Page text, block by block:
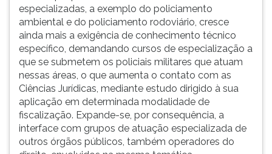
especializadas, a exemplo do policiamento
ambiental e do policiamento rodoviário, cresce
ainda mais a exigência de conhecimento técnico
específico, demandando cursos de especialização a
que se submetem os policiais militares que atuam
nessas áreas, o que aumenta o contato com as
Ciências Jurídicas, mediante estudo dirigido à sua
aplicação em determinada modalidade de
fiscalização. Expande-se, por consequência, a
interface com grupos de atuação especializada de
outros órgãos públicos, também operadores do